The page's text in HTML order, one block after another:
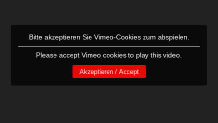
Bitte akzeptieren Sie Vimeo-Cookies zum abspielen.
Please accept Vimeo cookies to play this video.
Akzeptieren / Accept